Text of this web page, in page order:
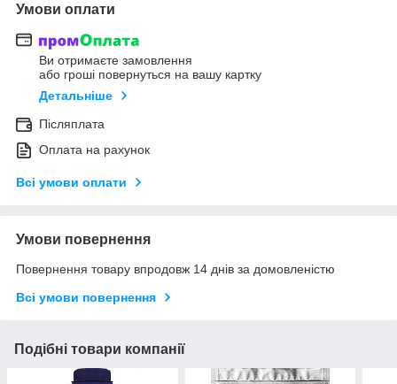
Умови оплати
Ви отримаєте замовлення
або гроші повернуться на вашу картку
Детальніше
Післяплата
Оплата на рахунок
Всі умови оплати
Умови повернення
Повернення товару впродовж 14 днів за домовленістю
Всі умови повернення
Подібні товари компанії